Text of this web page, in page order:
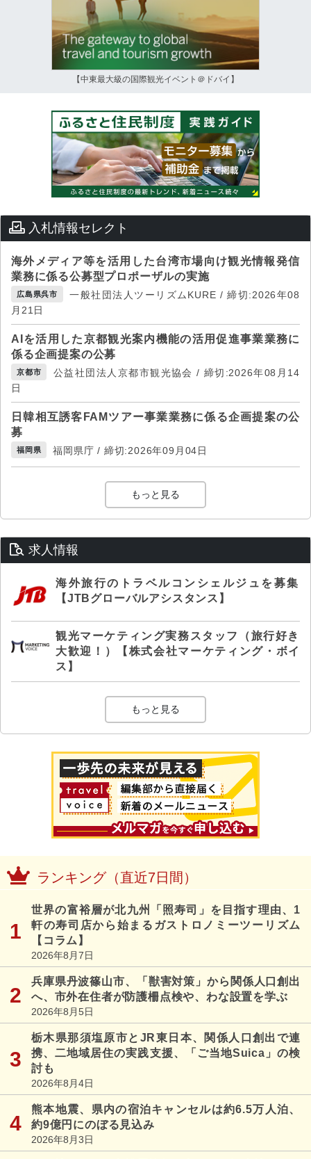
【中東最大級の国際観光イベント＠ドバイ】
入札情報セレクト
海外メディア等を活用した台湾市場向け観光情報発信
業務に係る公募型プロポーザルの実施
広島県呉市
一般社団法人ツーリズムKURE / 締切:2026年08
月21日
AIを活用した京都観光案内機能の活用促進事業業務に
係る企画提案の公募
京都市
公益社団法人京都市観光協会 / 締切:2026年08月14
日
日韓相互誘客FAMツアー事業業務に係る企画提案の公
募
福岡県 福岡県庁 / 締切:2026年09月04日
もっと見る
求人情報
海外旅行のトラベルコンシェルジュを募集
【JTBグローバルアシスタンス】
観光マーケティング実務スタッフ（旅行好き
大歓迎！）【株式会社マーケティング・ボイ
ス】
もっと見る
ランキング（直近7日間）
世界の富裕層が北九州「照寿司」を目指す理由、1
軒の寿司店から始まるガストロノミーツーリズム
【コラム】
2026年8月7日
兵庫県丹波篠山市、「獣害対策」から関係人口創出
へ、市外在住者が防護柵点検や、わな設置を学ぶ
2026年8月5日
栃木県那須塩原市とJR東日本、関係人口創出で連
携、二地域居住の実践支援、「ご当地Suica」の検
討も
2026年8月4日
熊本地震、県内の宿泊キャンセルは約6.5万人泊、
約9億円にのぼる見込み
2026年8月3日